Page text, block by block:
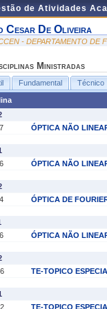
de Atividades
Cesar De Oliveira
- DEPARTAMENTO DE
Ministradas
Fundamental Técnico
ÓPTICA NÃO
ÓPTICA NÃO
ÓPTICA DE
ÓPTICA NÃO
TE-TOPICO
TE-TOPICO